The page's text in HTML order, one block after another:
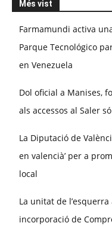
Més vist
Farmamundi activa
Parque Tecnológico
en Venezuela
Dol oficial a Manises,
als accessos al Saler
La Diputació de
en valencià’ per a
local
La unitat de
incorporació de